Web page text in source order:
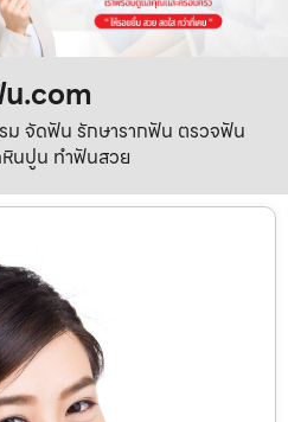
.com
จัดฟัน รักษารากฟัน ตรวจฟัน
นปูน ทำฟันสวย